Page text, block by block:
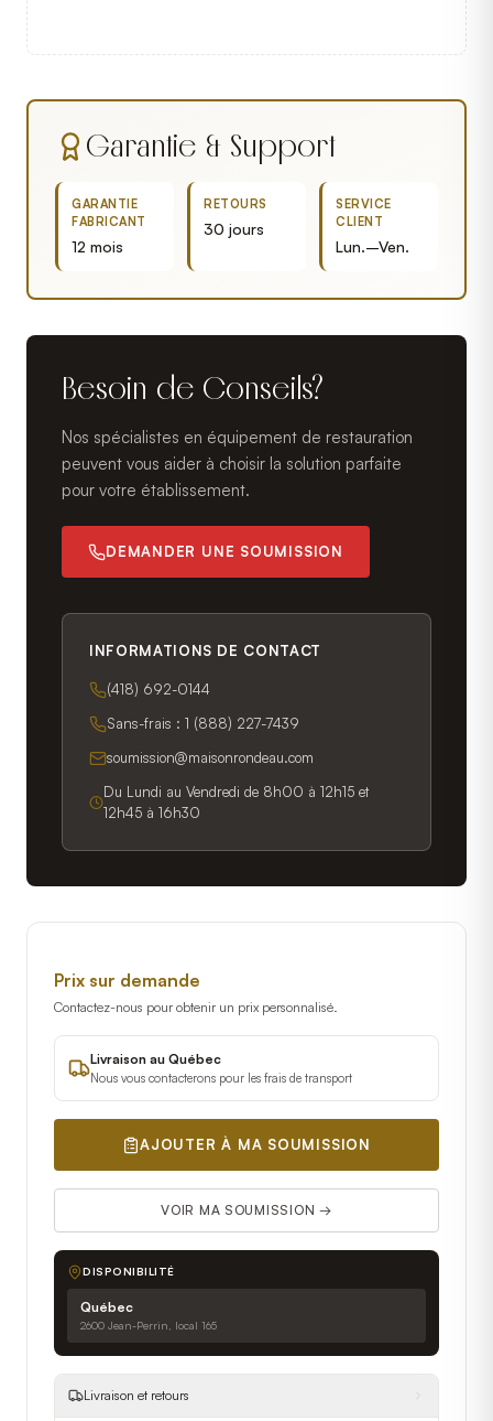
Garantie & Support
GARANTIE
FABRICANT
12 mois
RETOURS
30 jours
SERVICE
CLIENT
Lun.–Ven.
Besoin de Conseils?
Nos spécialistes en équipement de restauration
peuvent vous aider à choisir la solution parfaite
pour votre établissement.
DEMANDER UNE SOUMISSION
INFORMATIONS DE CONTACT
(418) 692-0144
Sans-frais : 1 (888) 227-7439
soumission@maisonrondeau.com
Du Lundi au Vendredi de 8h00 à 12h15 et
12h45 à 16h30
Prix sur demande
Contactez-nous pour obtenir un prix personnalisé.
Livraison au Québec
Nous vous contacterons pour les frais de transport
AJOUTER À MA SOUMISSION
VOIR MA SOUMISSION →
DISPONIBILITÉ
Québec
2600 Jean-Perrin, local 165
Livraison et retours